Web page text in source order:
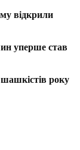
відкрили
уперше став
року